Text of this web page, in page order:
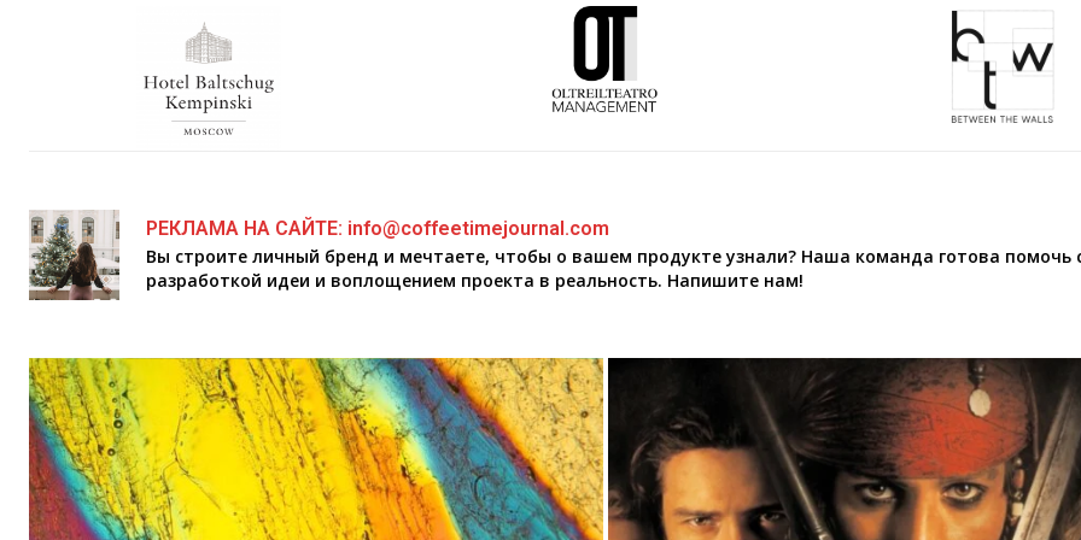
РЕКЛАМА НА САЙТЕ: info@coffeetimejournal.com
Вы строите личный бренд и мечтаете, чтобы о вашем продукте узнали? Наша команда готова помочь
разработкой идеи и воплощением проекта в реальность. Напишите нам!